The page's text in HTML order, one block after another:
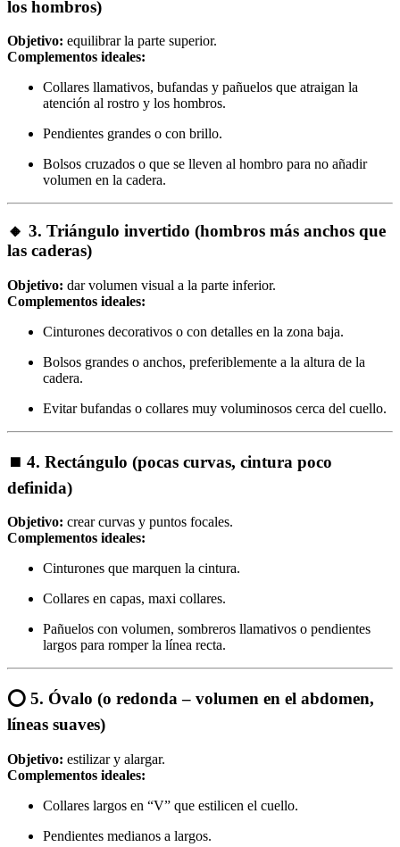
los hombros)
Objetivo: equilibrar la parte superior.
Complementos ideales:
Collares llamativos, bufandas y pañuelos que atraigan la
atención al rostro y los hombros.
Pendientes grandes o con brillo.
Bolsos cruzados o que se lleven al hombro para no añadir
volumen en la cadera.
🔸 3. Triángulo invertido (hombros más anchos que
las caderas)
Objetivo: dar volumen visual a la parte inferior.
Complementos ideales:
Cinturones decorativos o con detalles en la zona baja.
Bolsos grandes o anchos, preferiblemente a la altura de la
cadera.
Evitar bufandas o collares muy voluminosos cerca del cuello.
⏹ 4. Rectángulo (pocas curvas, cintura poco
definida)
Objetivo: crear curvas y puntos focales.
Complementos ideales:
Cinturones que marquen la cintura.
Collares en capas, maxi collares.
Pañuelos con volumen, sombreros llamativos o pendientes
largos para romper la línea recta.
⭕ 5. Óvalo (o redonda – volumen en el abdomen,
líneas suaves)
Objetivo: estilizar y alargar.
Complementos ideales:
Collares largos en “V” que estilicen el cuello.
Pendientes medianos a largos.